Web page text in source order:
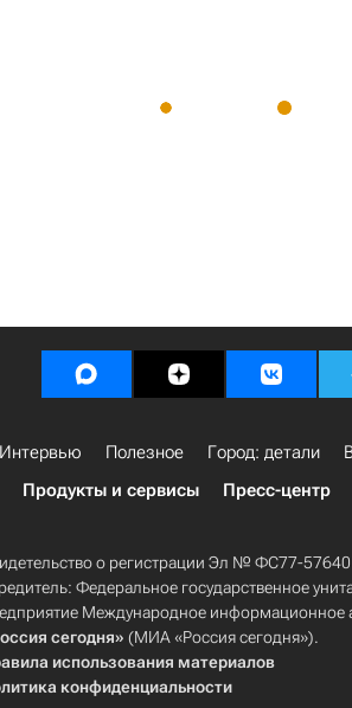
Интервью Полезное Город: детали
Продукты и сервисы Пресс-центр
о регистрации Эл № ФС77-57640
Федеральное государственное
Международное информационное
сегодня» (МИА «Россия сегодня»).
использования материалов
конфиденциальности